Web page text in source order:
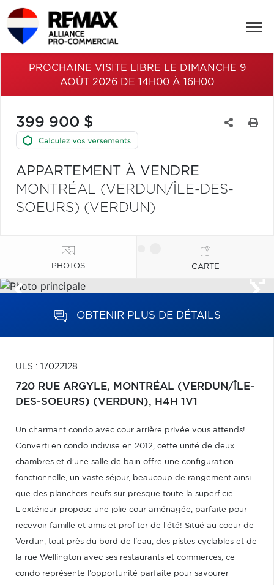
PROCHAINE VISITE LIBRE LE DIMANCHE 9
AOÛT 2026 DE 14H00 À 16H00
399 900 $
APPARTEMENT À VENDRE
MONTRÉAL (VERDUN/ÎLE-DES-
SOEURS) (VERDUN)
PHOTOS CARTE
OBTENIR PLUS DE DÉTAILS
ULS : 17022128
720 RUE ARGYLE, MONTRÉAL (VERDUN/ÎLE-
DES-SOEURS) (VERDUN), H4H 1V1
Un charmant condo avec cour arrière privée vous attends!
Converti en condo indivise en 2012, cette unité de deux
chambres et d'une salle de bain offre une configuration
fonctionnelle, un vaste séjour, beaucoup de rangement ainsi
que des planchers neufs sur presque toute la superficie.
L'extérieur propose une jolie cour aménagée, parfaite pour
recevoir famille et amis et profiter de l'été! Situé au coeur de
Verdun, tout près du bord de l'eau, des pistes cyclables et de
la rue Wellington avec ses restaurants et commerces, ce
condo représente l'opportunité parfaite pour savourer